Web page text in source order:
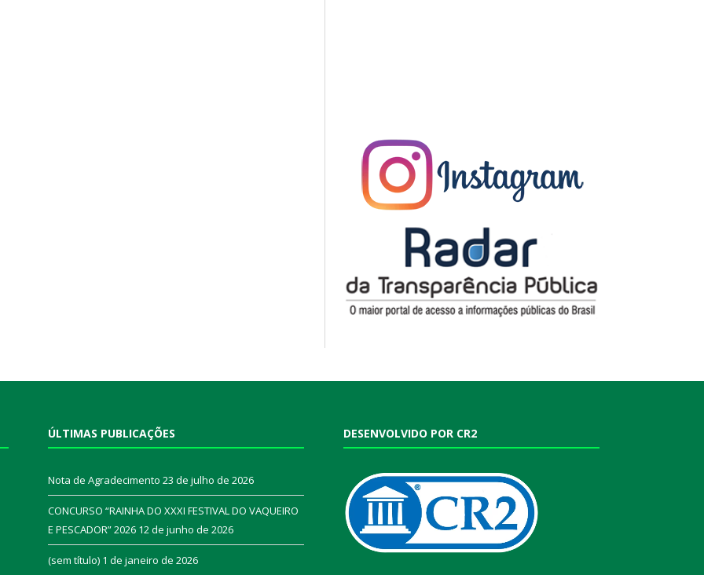
ÚLTIMAS PUBLICAÇÕES
Nota de Agradecimento 23 de julho de 2026
CONCURSO “RAINHA DO XXXI FESTIVAL DO VAQUEIRO
E PESCADOR” 2026 12 de junho de 2026
(sem título) 1 de janeiro de 2026
DESENVOLVIDO POR CR2